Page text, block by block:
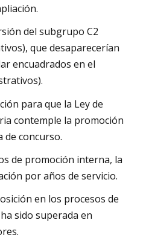
del subgrupo C2
que desaparecerían
encuadrados en el
para que la Ley de
contemple la promoción
de concurso.
de promoción interna, la
por años de servicio.
en los procesos de
sido superada en